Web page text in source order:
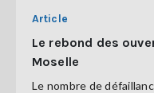
Article
Le rebond des
Moselle
Le nombre de